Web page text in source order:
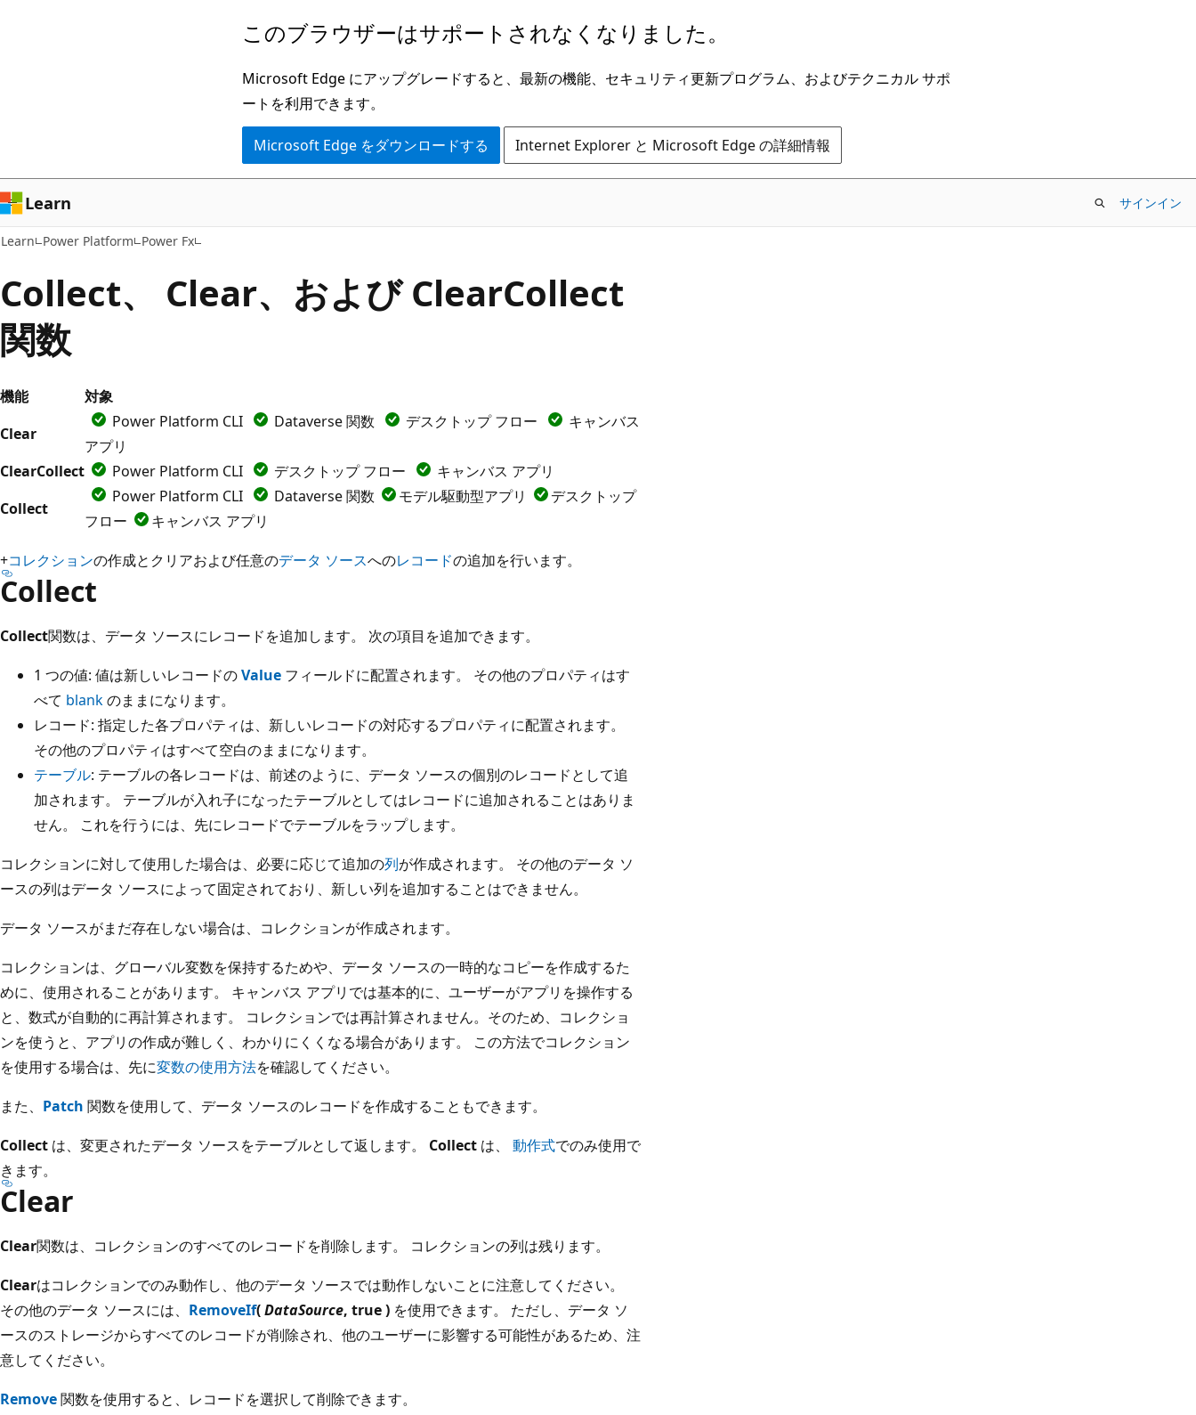
ン
ツ
に
ス
ッ
プ
このブラウザーはサポートされなくなりました。
Microsoft Edge にアップグレードすると、最新の機能、セキュリティ更新プログラム、およびテクニカル サポ
ートを利用できます。
Microsoft Edge をダウンロードする Internet Explorer と Microsoft Edge の詳細情報
Learn サインイン
Learn Power Platform Power Fx
Collect、 Clear、および ClearCollect
関数
機能
対象
Clear
Power Platform CLI Dataverse 関数 デスクトップ フロー
キャンバス
アプリ
ClearCollect
Power Platform CLI デスクトップ フロー
キャンバス アプリ
Collect
Power Platform CLI Dataverse 関数 モデル駆動型アプリ
デスクトップ
フロー
キャンバス アプリ
+コレクションの作成とクリアおよび任意のデータ ソースへのレコードの追加を行います。
Collect
Collect関数は、データ ソースにレコードを追加します。 次の項目を追加できます。
1 つの値: 値は新しいレコードのValue フィールドに配置されます。 その他のプロパティはす
べて blankのままになります。
レコード: 指定した各プロパティは、新しいレコードの対応するプロパティに配置されます。
その他のプロパティはすべて空白のままになります。
テーブル: テーブルの各レコードは、前述のように、データ ソースの個別のレコードとして追
加されます。 テーブルが入れ子になったテーブルとしてはレコードに追加されることはありま
せん。 これを行うには、先にレコードでテーブルをラップします。
コレクションに対して使用した場合は、必要に応じて追加の列が作成されます。 その他のデータ ソ
ースの列はデータ ソースによって固定されており、新しい列を追加することはできません。
データ ソースがまだ存在しない場合は、コレクションが作成されます。
コレクションは、グローバル変数を保持するためや、データ ソースの一時的なコピーを作成するた
めに、使用されることがあります。 キャンバス アプリでは基本的に、ユーザーがアプリを操作する
と、数式が自動的に再計算されます。 コレクションでは再計算されません。そのため、コレクショ
ンを使うと、アプリの作成が難しく、わかりにくくなる場合があります。 この方法でコレクション
を使用する場合は、先に変数の使用方法を確認してください。
また、 Patch 関数を使用して、データ ソースのレコードを作成することもできます。
Collect は、変更されたデータ ソースをテーブルとして返します。 Collect は、 動作式でのみ使用で
きます。
Clear
Clear関数は、コレクションのすべてのレコードを削除します。 コレクションの列は残ります。
Clearはコレクションでのみ動作し、他のデータ ソースでは動作しないことに注意してください。
その他のデータ ソースには、 RemoveIf(DataSource, true ) を使用できます。 ただし、データ ソ
ースのストレージからすべてのレコードが削除され、他のユーザーに影響する可能性があるため、注
意してください。
Remove関数を使用すると、レコードを選択して削除できます。